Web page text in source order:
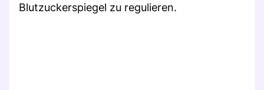
Blutzuckerspiegel zu regulieren.